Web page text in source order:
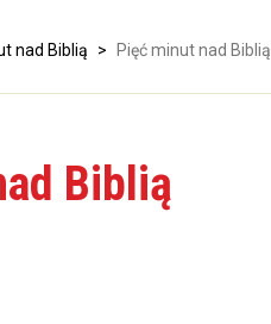
nad Biblią > Pięć minut nad Biblią
Biblią